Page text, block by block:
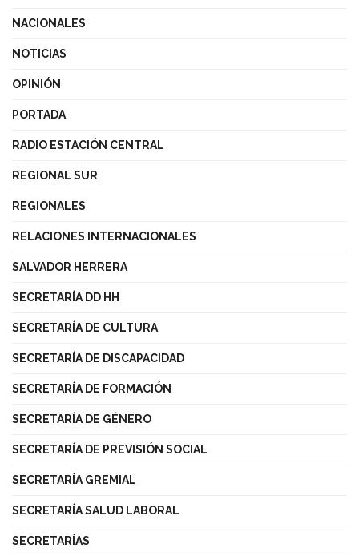
NACIONALES
NOTICIAS
OPINIÓN
PORTADA
RADIO ESTACIÓN CENTRAL
REGIONAL SUR
REGIONALES
RELACIONES INTERNACIONALES
SALVADOR HERRERA
SECRETARÍA DD HH
SECRETARÍA DE CULTURA
SECRETARÍA DE DISCAPACIDAD
SECRETARÍA DE FORMACIÓN
SECRETARÍA DE GÉNERO
SECRETARÍA DE PREVISIÓN SOCIAL
SECRETARÍA GREMIAL
SECRETARÍA SALUD LABORAL
SECRETARÍAS